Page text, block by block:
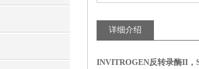
详细介绍
INVITROGEN反转录酶II，